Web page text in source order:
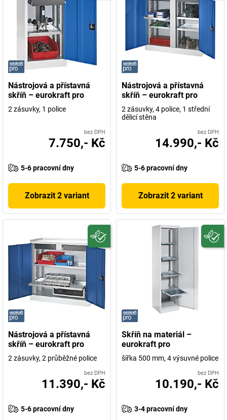
Nástrojová a přístavná
skříň – eurokraft pro
2 zásuvky, 1 police
bez DPH
7.750,- Kč
5-6 pracovní dny
Zobrazit 2 variant
Nástrojová a přístavná
skříň – eurokraft pro
2 zásuvky, 4 police, 1 střední
dělicí stěna
bez DPH
14.990,- Kč
5-6 pracovní dny
Zobrazit 2 variant
Nástrojová a přístavná
skříň – eurokraft pro
2 zásuvky, 2 průběžné police
bez DPH
11.390,- Kč
5-6 pracovní dny
Skříň na materiál –
eurokraft pro
šířka 500 mm, 4 výsuvné police
bez DPH
10.190,- Kč
3-4 pracovní dny